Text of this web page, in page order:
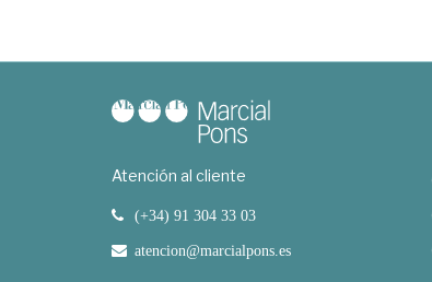
Atención al cliente
(+34) 91 304 33 03
atencion@marcialpons.es